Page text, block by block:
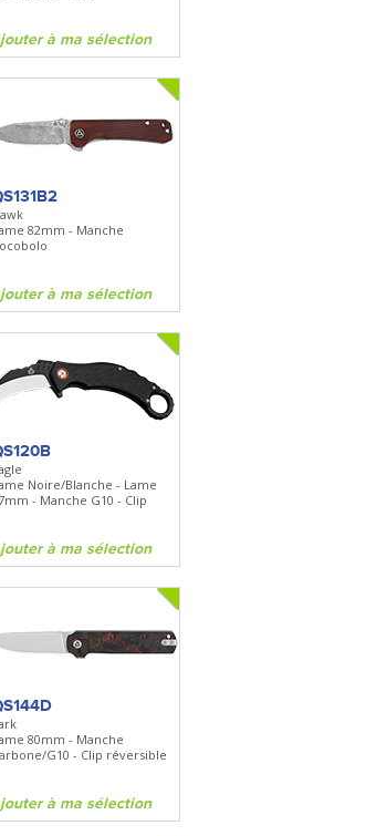
à ma sélection
82mm - Manche
à ma sélection
Noire/Blanche - Lame
- Manche G10 - Clip
à ma sélection
80mm - Manche
G10 - Clip réversible
à ma sélection